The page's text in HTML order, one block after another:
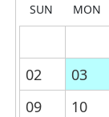
SUN MON
02
03
09
10